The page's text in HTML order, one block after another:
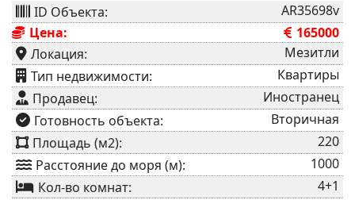
ID Объекта:
AR35698v
Цена:
165000
Локация:
Мезитли
⁠Тип недвижимости:
Квартиры
Продавец:
Иностранец
⁠Готовность объекта:
Вторичная
Площадь (м2):
220
Расстояние до моря (м):
1000
Кол-во комнат:
4+1